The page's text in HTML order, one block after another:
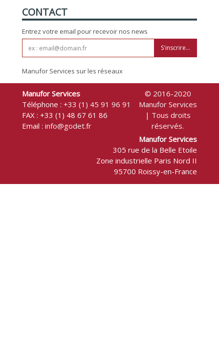
CONTACT
Entrez votre email pour recevoir nos news
S'inscrire...
Manufor Services sur les réseaux
Manufor Services
Téléphone : +33 (1) 45 91 96 91
FAX : +33 (1) 48 67 61 86
Email : info@godet.fr
Manufor Services
305 rue de la Belle Etoile
Zone industrielle Paris Nord II
95700 Roissy-en-France
© 2016-2020
Manufor Services
| Tous droits
réservés.